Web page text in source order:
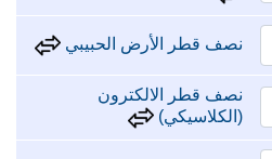
نصف قطر الأرض الحبيبي
نصف قطر الالكترون
(الكلاسيكي)